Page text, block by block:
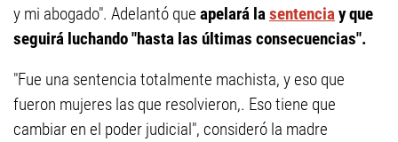
y mi abogado". Adelantó que apelará lasentenciay que
seguirá luchando "hasta las últimas consecuencias".
"Fue una sentencia totalmente machista, y eso que
fueron mujeres las que resolvieron,. Eso tiene que
cambiar en el poder judicial", consideró la madre